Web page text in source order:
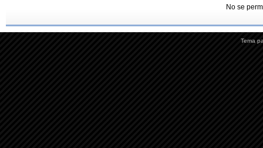
No se
Tema